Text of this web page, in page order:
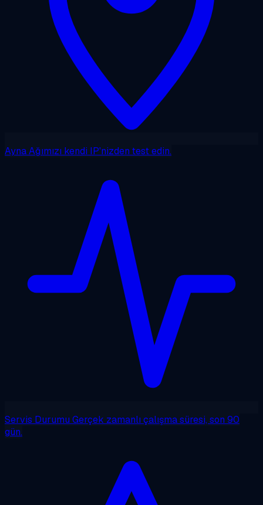
AynaAğımızı kendi IP'nizden test edin.
Servis Durumu Gerçek zamanlı çalışma süresi, son 90
gün.